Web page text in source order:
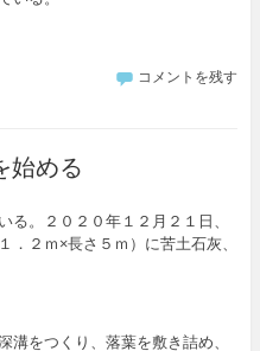
コメントを残す
始める
。２０２０年１２月２１日、
２ｍ×長さ５ｍ）に苦土石灰、
溝をつくり、落葉を敷き詰め、